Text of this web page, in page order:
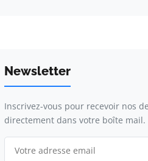
Newsletter
Inscrivez-vous pour recevoir nos
directement dans votre boîte mail.